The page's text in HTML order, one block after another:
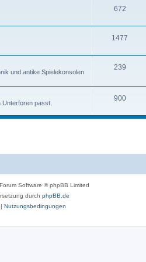
e
n
e
m
e
n
672T
e
m
e
n
1477
n
und antike Spielekonsolen
239T
e
passt.
900T
n
Software © phpBB Limited
durch phpBB.de
Nutzungsbedingungen